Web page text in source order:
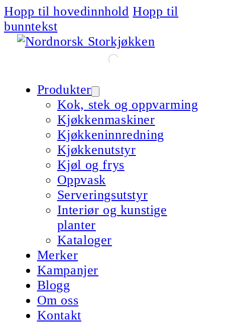
Hopp til hovedinnhold Hopp til
bunntekst
Produkter
Kok, stek og oppvarming
Kjøkkenmaskiner
Kjøkkeninnredning
Kjøkkenutstyr
Kjøl og frys
Oppvask
Serveringsutstyr
Interiør og kunstige
planter
Kataloger
Merker
Kampanjer
Blogg
Om oss
Kontakt